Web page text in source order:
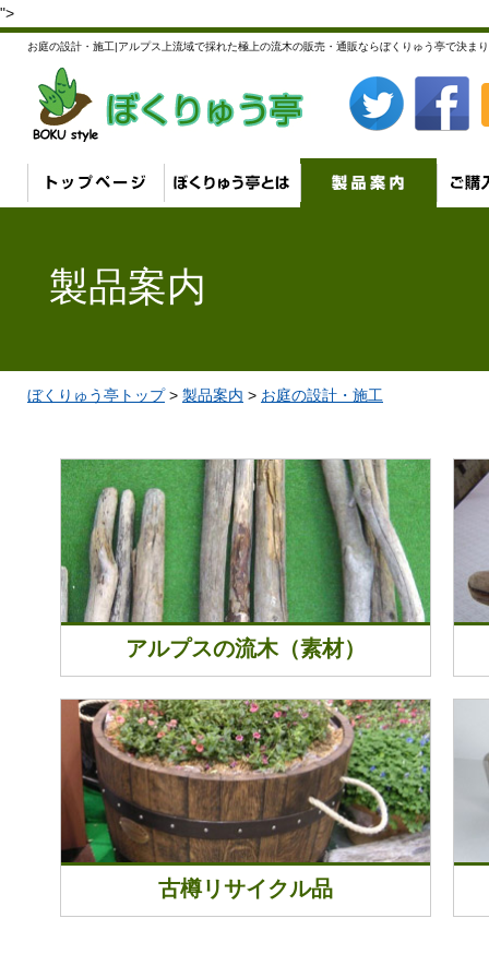
">
お庭の設計・施工|アルプス上流域で採れた極上の流木の販売・通販ならぼくりゅう亭で決ま
製品案内
ぼくりゅう亭トップ> 製品案内 > お庭の設計・施工
アルプスの流木（素材）
古樽リサイクル品